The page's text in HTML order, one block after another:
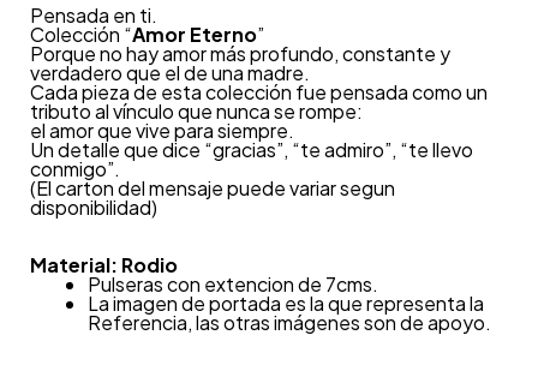
Pensada en ti.
Colección “Amor Eterno”
Porque no hay amor más profundo, constante y
verdadero que el de una madre.
Cada pieza de esta colección fue pensada como un
tributo al vínculo que nunca se rompe:
el amor que vive para siempre.
Un detalle que dice “gracias”, “te admiro”, “te llevo
conmigo”.
(El carton del mensaje puede variar segun
disponibilidad)
Material: Rodio
Pulseras con extencion de 7cms.
La imagen de portada es la que representa la
Referencia, las otras imágenes son de apoyo.